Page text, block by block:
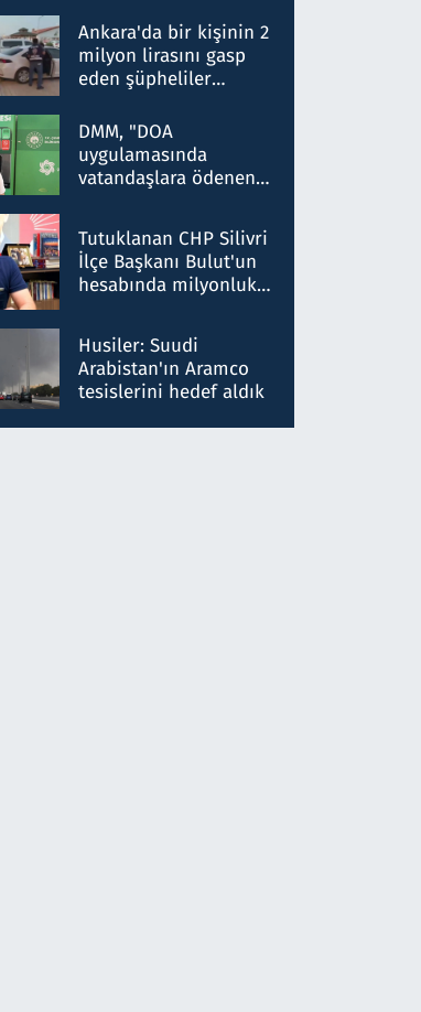
ifadelerinden ortaya
çıkan tablo şok etti
Ankara'da bir kişinin 2
milyon lirasını gasp
eden şüpheliler
DMM, "DOA
uygulamasında
vatandaşlara ödenen
düşürüldüğü" iddiasını
yalanladı
Tutuklanan CHP Silivri
İlçe Başkanı Bulut'un
hesabında milyonluk
talimat verdi, ben
gönderdim
Husiler: Suudi
Arabistan'ın Aramco
tesislerini hedef aldık